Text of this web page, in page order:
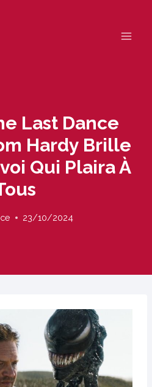
Last Dance
Hardy Brille
Qui Plaira À
23/10/2024